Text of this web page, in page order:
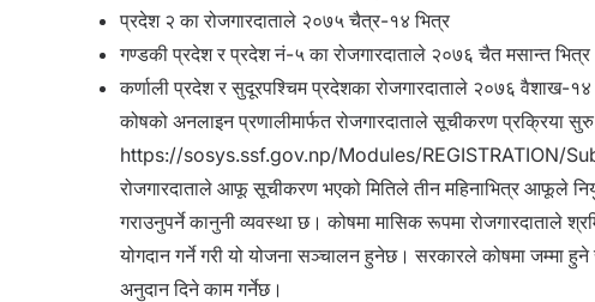
प्रदेश २ का रोजगारदाताले २०७५ चैत्र-१४ भित्र
गण्डकी प्रदेश र प्रदेश नं-५ का रोजगारदाताले २०७६ चैत
कर्णाली प्रदेश र सुदूरपश्चिम प्रदेशका रोजगारदाताले २०७६ वैशाख-१४
कोषको अनलाइन प्रणालीमार्फत रोजगारदाताले सूचीकरण प्रक्रिया
https://sosys.ssf.gov.np/Modules/REGISTRATION/
रोजगारदाताले आफू सूचीकरण भएको मितिले तीन महिनाभित्र आफूले
गराउनुपर्ने कानुनी व्यवस्था छ। कोषमा मासिक रूपमा
योगदान गर्ने गरी यो योजना सञ्चालन हुनेछ। सरकारले कोषमा जम्मा
अनुदान दिने काम गर्नेछ।